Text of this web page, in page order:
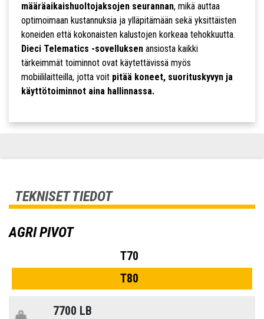
määräaikaishuoltojaksojen seurannan, mikä auttaa
optimoimaan kustannuksia ja ylläpitämään sekä yksittäisten
koneiden että kokonaisten kalustojen korkeaa tehokkuutta.
Dieci Telematics -sovelluksenansiosta kaikki
tärkeimmät toiminnot ovat käytettävissä myös
mobiililaitteilla, jotta voit pitää koneet, suorituskyvyn ja
käyttötoiminnot aina hallinnassa.
TEKNISET TIEDOT
AGRI PIVOT
T70
T80
7700 LB